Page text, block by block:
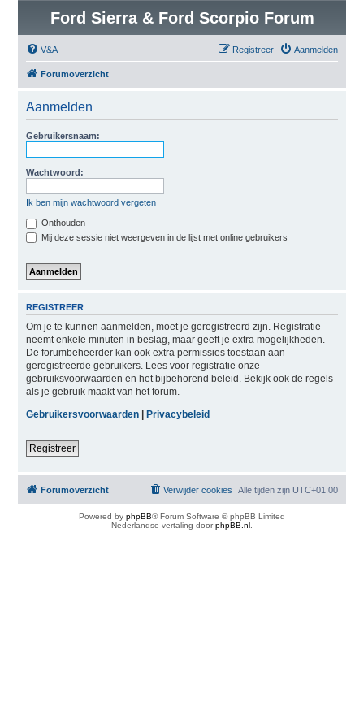
Ford Sierra & Ford Scorpio Forum
V&A Aanmelden
Registreer
Forumoverzicht
Aanmelden
Gebruikersnaam:
Wachtwoord:
Ik ben mijn wachtwoord vergeten
Onthouden
Mij deze sessie niet weergeven in de lijst met online gebruikers
REGISTREER
Om je te kunnen aanmelden, moet je geregistreerd zijn. Registratie
neemt enkele minuten in beslag, maar geeft je extra mogelijkheden.
De forumbeheerder kan ook extra permissies toestaan aan
geregistreerde gebruikers. Lees voor registratie onze
gebruiksvoorwaarden en het bijbehorend beleid. Bekijk ook de regels
als je gebruik maakt van het forum.
Gebruikersvoorwaarden| Privacybeleid
Registreer
Forumoverzicht Alle tijden zijn UTC+01:00
Verwijder cookies
Powered by phpBB® Forum Software © phpBB Limited
Nederlandse vertaling doorphpBB.nl